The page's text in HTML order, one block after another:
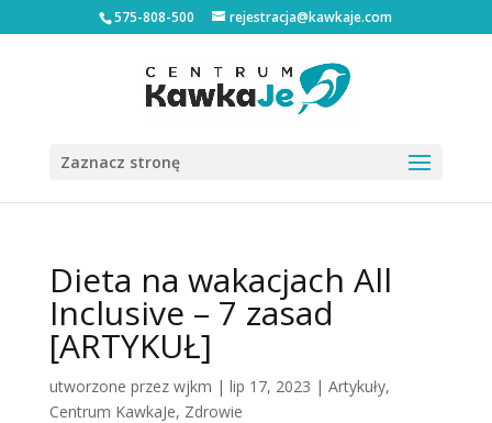
575-808-500 rejestracja@kawkaje.com
Zaznacz stronę
Dieta na wakacjach All
Inclusive – 7 zasad
[ARTYKUŁ]
utworzone przez wjkm | lip 17, 2023 | Artykuły,
Centrum KawkaJe, Zdrowie